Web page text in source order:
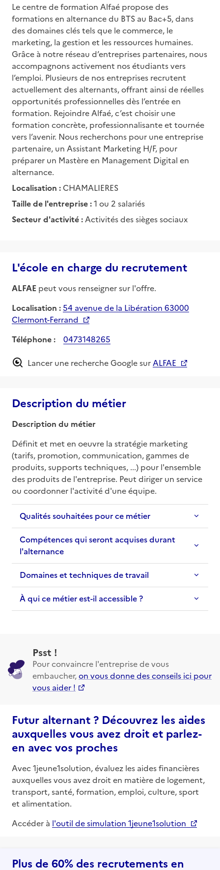
Le centre de formation Alfaé propose des
formations en alternance du BTS au Bac+5, dans
des domaines clés tels que le commerce, le
marketing, la gestion et les ressources humaines.
Grâce à notre réseau d’entreprises partenaires, nous
accompagnons activement nos étudiants vers
l’emploi. Plusieurs de nos entreprises recrutent
actuellement des alternants, offrant ainsi de réelles
opportunités professionnelles dès l’entrée en
formation. Rejoindre Alfaé, c’est choisir une
formation concrète, professionnalisante et tournée
vers l’avenir. Nous recherchons pour une entreprise
partenaire, un Assistant Marketing H/F, pour
préparer un Mastère en Management Digital en
alternance.
Localisation : CHAMALIERES
Taille de l'entreprise :1 ou 2 salariés
Secteur d'activité : Activités des sièges sociaux
L'école en charge du recrutement
ALFAE peut vous renseigner sur l'offre.
Localisation :54 avenue de la Libération 63000
Clermont-Ferrand
Téléphone :
0473148265
Lancer une recherche Google sur ALFAE
Description du métier
Description du métier
Définit et met en oeuvre la stratégie marketing
(tarifs, promotion, communication, gammes de
produits, supports techniques, ...) pour l'ensemble
des produits de l'entreprise. Peut diriger un service
ou coordonner l'activité d'une équipe.
Qualités souhaitées pour ce métier
Compétences qui seront acquises durant
l'alternance
Domaines et techniques de travail
À qui ce métier est-il accessible ?
Psst !
Pour convaincre l'entreprise de vous
embaucher,on vous donne des conseils ici pour
vous aider !
Futur alternant ? Découvrez les aides
auxquelles vous avez droit et parlez-
en avec vos proches
Avec 1jeune1solution, évaluez les aides financières
auxquelles vous avez droit en matière de logement,
transport, santé, formation, emploi, culture, sport
et alimentation.
Accéder à l'outil de simulation 1jeune1solution
Plus de 60% des recrutements en